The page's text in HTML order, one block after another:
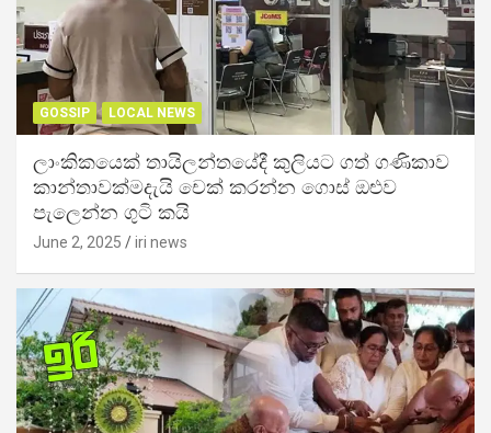
GOSSIP LOCAL NEWS
ලාංකිකයෙක් තායිලන්තයේදී කුලියට ගත් ගණිකාව
කාන්තාවක්මදැයි චෙක් කරන්න ගොස් ඔළුව
පැලෙන්න ගුටි කයි
June 2, 2025 iri news